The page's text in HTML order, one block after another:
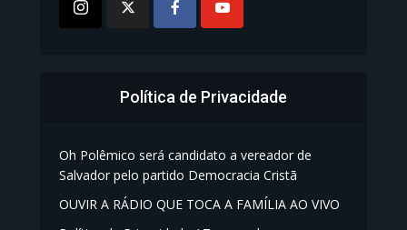
Política de Privacidade
Oh Polêmico será candidato a vereador de
Salvador pelo partido Democracia Cristã
OUVIR A RÁDIO QUE TOCA A FAMÍLIA AO VIVO